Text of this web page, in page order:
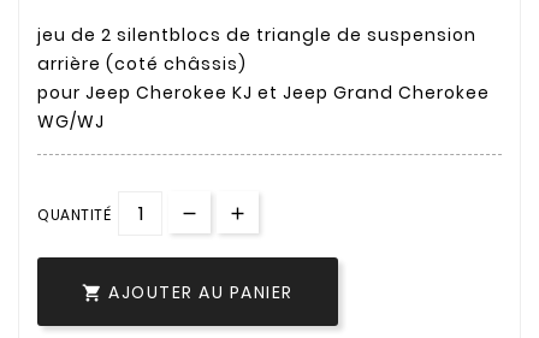
jeu de 2 silentblocs de triangle de suspension
arrière (coté châssis)
pour Jeep Cherokee KJ et Jeep Grand Cherokee
WG/WJ
QUANTITÉ
 AJOUTER AU PANIER